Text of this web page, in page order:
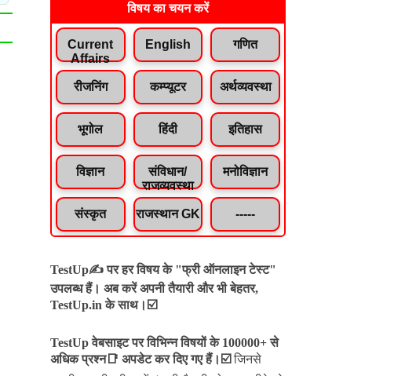
विषय का चयन करें
Current
Affairs
English गणित
रीजनिंग कम्प्यूटर अर्थव्यवस्था
भूगोल हिंदी इतिहास
विज्ञान
संविधान/
राजव्यवस्था
मनोविज्ञान
संस्कृत राजस्थान GK -----
TestUp✍️ पर हर विषय के "फ्री ऑनलाइन टेस्ट"
उपलब्ध हैं। अब करें अपनी तैयारी और भी बेहतर,
TestUp.in के साथ।☑️
TestUp वेबसाइट पर विभिन्न विषयों के 100000+ से
अधिक प्रश्न📑 अपडेट कर दिए गए हैं। ☑️ जिनसे